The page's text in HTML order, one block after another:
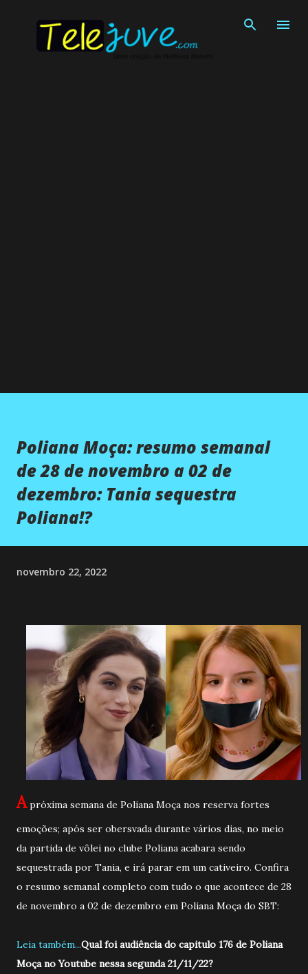
Poliana Moça: resumo semanal
de 28 de novembro a 02 de
dezembro: Tania sequestra
Poliana!?
novembro 22, 2022
Apróxima semana de Poliana Moça nos reserva fortes
emoções; após ser obersvada durante vários dias, no meio
da partida de vôlei no clube Poliana acabara sendo
sequestrada por Tania, e irá parar em um cativeiro. Confira
o resumo semanal completo com tudo o que acontece de 28
de novembro a 02 de dezembro em Poliana Moça do SBT:
Leia também...Qual foi audiência do capitulo 176 de Poliana
Moça no Youtube nessa segunda 21/11/22?